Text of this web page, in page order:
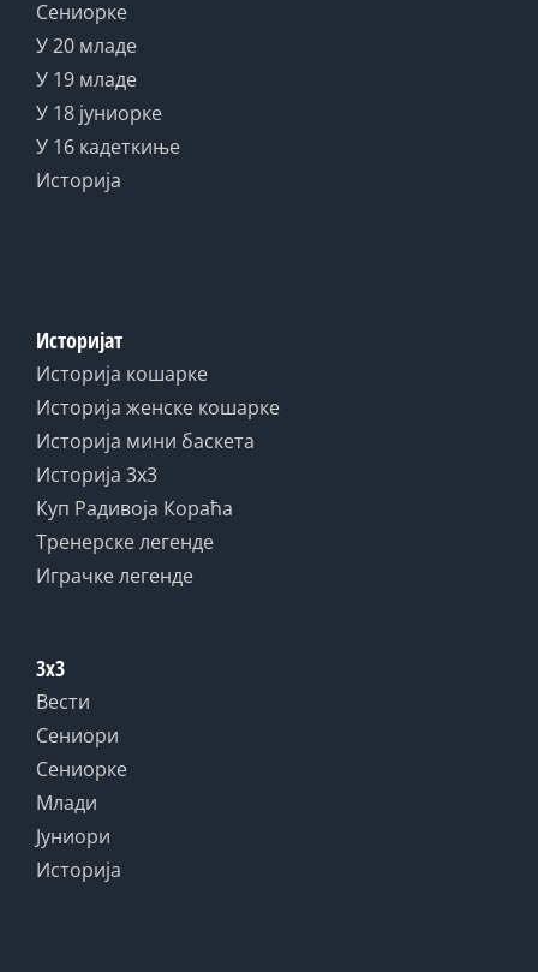
Сениорке
У 20 младе
У 19 младе
У 18 јуниорке
У 16 кадеткиње
Историја
Историјат
Историја кошарке
Историја женске кошарке
Историја мини баскета
Историја 3x3
Куп Радивоја Кораћа
Тренерске легенде
Играчке легенде
3x3
Вести
Сениори
Сениорке
Млади
Јуниори
Историја